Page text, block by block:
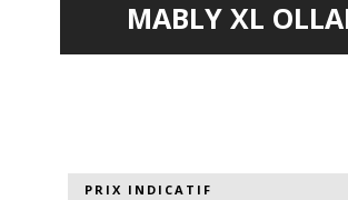
MABLY XL
PRIX INDICATIF